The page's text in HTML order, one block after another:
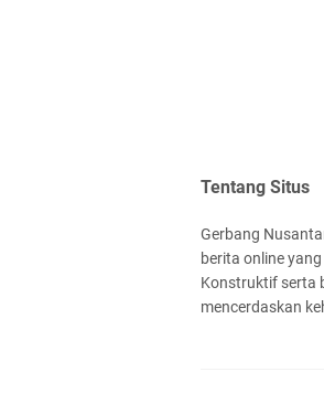
Tentang Situs
Gerbang
berita online
Konstruktif serta
mencerdaskan